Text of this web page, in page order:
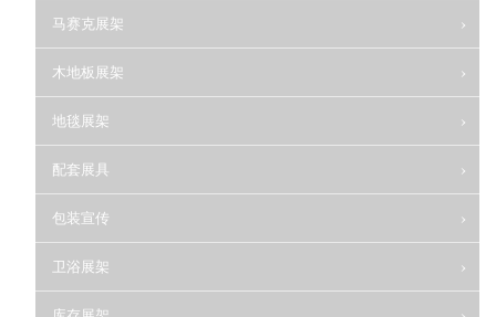
马赛克展架
木地板展架
地毯展架
配套展具
包装宣传
卫浴展架